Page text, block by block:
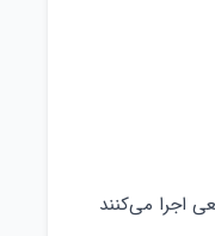
اجرا می‌کنند